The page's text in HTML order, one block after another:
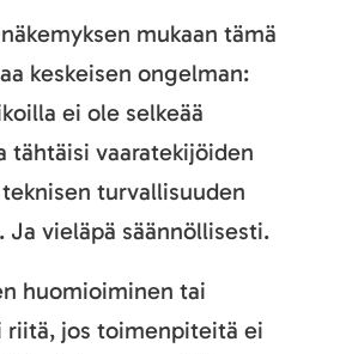
mukaan tämä
keskeisen ongelman:
ei ole selkeää
tähtäisi vaaratekijöiden
turvallisuuden
Ja vieläpä säännöllisesti.
huomioiminen tai
riitä, jos toimenpiteitä ei